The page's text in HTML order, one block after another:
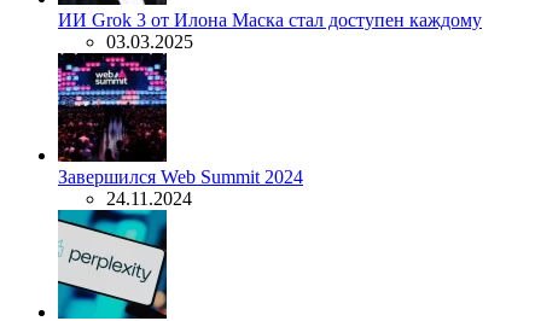
ИИ Grok 3 от Илона Маска стал доступен каждому
03.03.2025
Завершился Web Summit 2024
24.11.2024